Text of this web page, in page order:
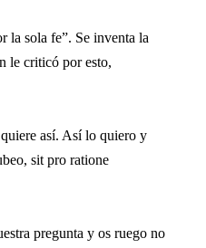
la sola fe”. Se inventa la
le criticó por esto,
así. Así lo quiero y
sit pro ratione
pregunta y os ruego no